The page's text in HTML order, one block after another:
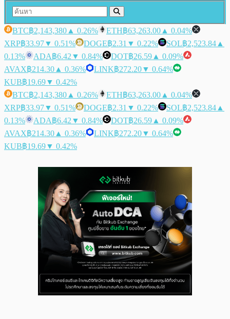
BTC฿2,143,380 ▲ 0.26% ETH฿63,263.00 ▲ 0.04%
XRP฿33.97▼ 0.51% DOGE฿2.31 ▼ 0.22% SOL฿2,523.84 ▲
0.13%
ADA฿6.42 ▼ 0.84% DOT฿26.59 ▲ 0.09%
AVAX฿214.30 ▲ 0.36% LINK฿272.20▼ 0.64%
KUB฿19.69▼ 0.42%
BTC฿2,143,380 ▲ 0.26% ETH฿63,263.00 ▲ 0.04%
XRP฿33.97▼ 0.51% DOGE฿2.31 ▼ 0.22% SOL฿2,523.84 ▲
0.13%
ADA฿6.42 ▼ 0.84% DOT฿26.59 ▲ 0.09%
AVAX฿214.30 ▲ 0.36% LINK฿272.20▼ 0.64%
KUB฿19.69▼ 0.42%